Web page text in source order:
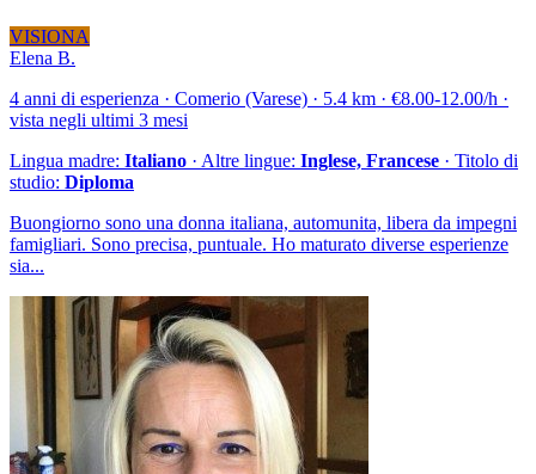
VISIONA
Elena B.
4 anni di esperienza · Comerio (Varese) · 5.4 km · €8.00-12.00/h ·
vista negli ultimi 3 mesi
Lingua madre: Italiano · Altre lingue: Inglese, Francese · Titolo di
studio: Diploma
Buongiorno sono una donna italiana, automunita, libera da impegni
famigliari. Sono precisa, puntuale. Ho maturato diverse esperienze
sia...